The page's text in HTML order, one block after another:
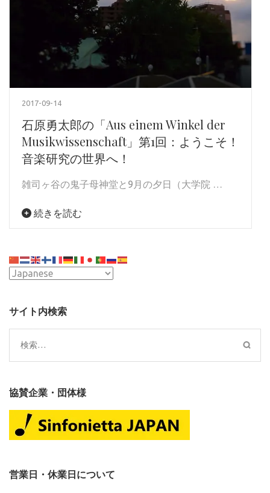
2017-09-14
石原勇太郎の「Aus einem Winkel der
Musikwissenschaft」第1回：ようこそ！
音楽研究の世界へ！
雑司ヶ谷の鬼子母神堂と9月の夕日（大学院 …
続きを読む
サイト内検索
検
索:
協賛企業・団体様
営業日・休業日について